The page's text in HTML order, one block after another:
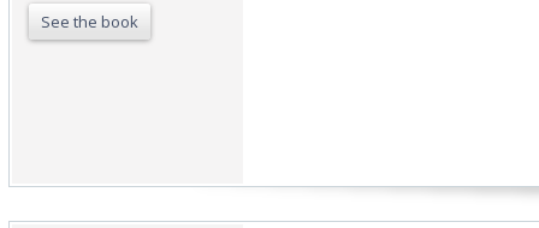
See the book